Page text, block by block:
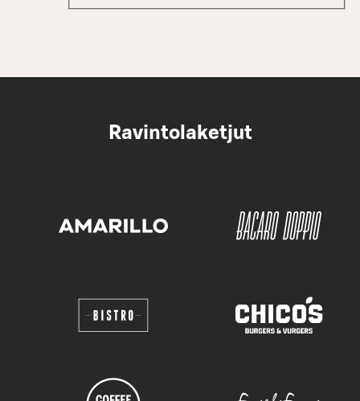
Ravintolaketjut